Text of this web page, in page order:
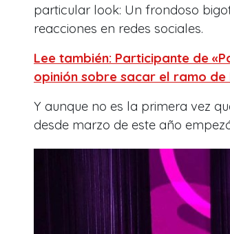
particular look: Un frondoso
reacciones en redes sociales.
Lee también: Participante de
opinión sobre sacar el ramo de
Y aunque no es la primera vez
desde marzo de este año